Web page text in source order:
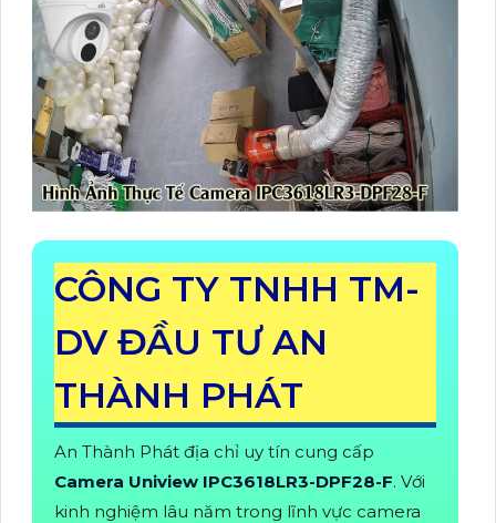
CÔNG TY TNHH TM-
DV ĐẦU TƯ AN
THÀNH PHÁT
An Thành Phát địa chỉ uy tín cung cấp
Camera Uniview IPC3618LR3-DPF28-F. Với
kinh nghiệm lâu năm trong lĩnh vực camera